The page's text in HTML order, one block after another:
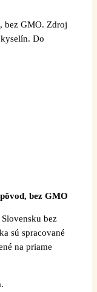
bez GMO. Zdroj
Do
bez GMO
bez
sú spracované
na priame